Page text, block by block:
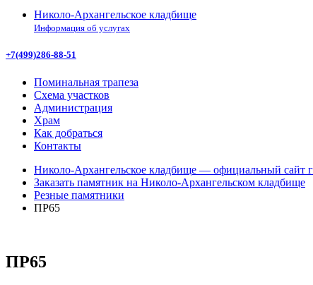
Николо-Архангельское кладбище
Информация об услугах
+7(499)286-88-51
Поминальная трапеза
Схема участков
Администрация
Храм
Как добраться
Контакты
Николо-Архангельское кладбище — официальный сайт
Заказать памятник на Николо-Архангельском кладбище
Резные памятники
ПР65
ПР65